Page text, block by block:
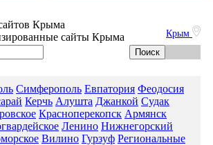
Крым
Крыма
сайты Крыма
Симферополь Евпатория Феодосия
Керчь Алушта Джанкой Судак
Красноперекопск Армянск
Ленино Нижнегорский
Вилино Гурзуф Региональные